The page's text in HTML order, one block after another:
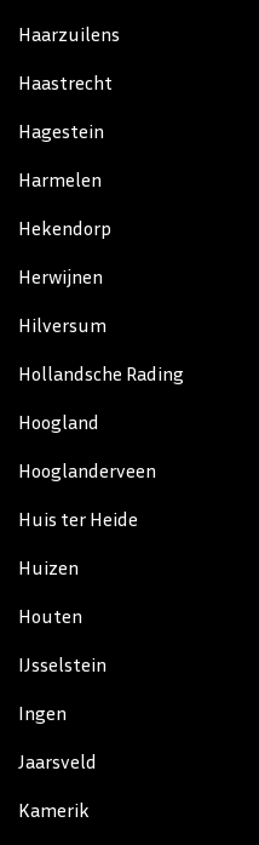
Haarzuilens
Haastrecht
Hagestein
Harmelen
Hekendorp
Herwijnen
Hilversum
Hollandsche Rading
Hoogland
Hooglanderveen
Huis ter Heide
Huizen
Houten
IJsselstein
Ingen
Jaarsveld
Kamerik